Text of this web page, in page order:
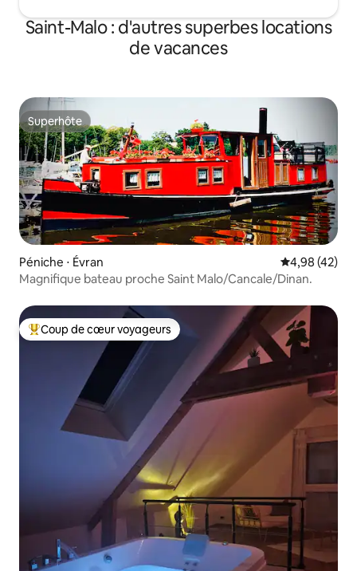
Saint-Malo : d'autres superbes locations
de vacances
Superhôte
Superhôte
Péniche ⋅ Évran Évaluation
4,98 (42)
Magnifique bateau proche Saint Malo/Cancale/Dinan.
Coups de cœur voyageurs les plus appréciés
Coup de cœur voyageurs